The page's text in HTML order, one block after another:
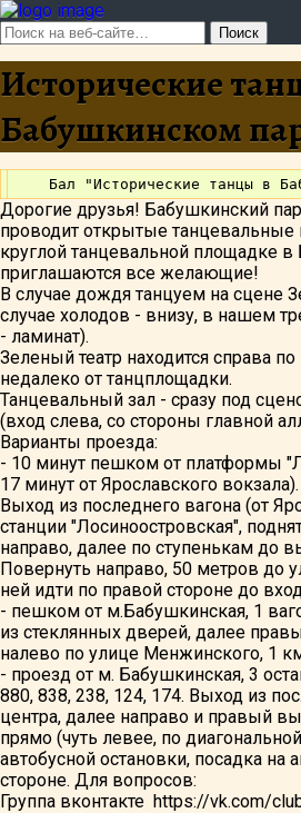
Исторические
Бабушкинском
Дорогие друзья! Бабушкинский
проводит открытые танцевальные
круглой танцевальной площадке
приглашаются все желающие!
В случае дождя танцуем на сцене
случае холодов - внизу, в нашем
- ламинат).
Зеленый театр находится справа
недалеко от танцплощадки.
Танцевальный зал - сразу под
(вход слева, со стороны главной
Варианты проезда:
- 10 минут пешком от платформы
17 минут от Ярославского вокзала).
Выход из последнего вагона (от
станции "Лосиноостровская",
направо, далее по ступенькам до
Повернуть направо, 50 метров до
ней идти по правой стороне до
- пешком от м.Бабушкинская, 1
из стеклянных дверей, далее
налево по улице Менжинского, 1
- проезд от м. Бабушкинская, 3
880, 838, 238, 124, 174. Выход из
центра, далее направо и правый
прямо (чуть левее, по
автобусной остановки, посадка на
стороне. Для вопросов:
Группа вконтакте https://vk.com/